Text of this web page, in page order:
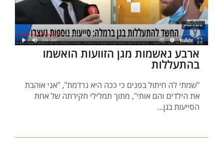
ארבע נאשמות מגן הזוועות הואשמו
בהתעללות
"שמתי לה חיתול בפנים כי ככה היא נרדמת", "אני אוהבת
את הילדים והם אותי", מתוך תמלילי חקירתה של אחת
הסייעות בגן...